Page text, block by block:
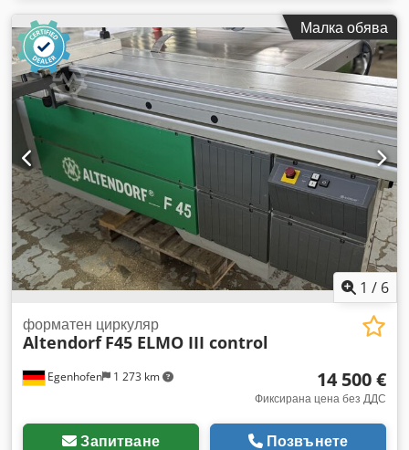
Малка обява
1 / 6
Egenhofen 1 273 km
форматен циркуляр
Altendorf F45 ELMO III control
14 500 €
Фиксирана цена без ДДС
Запитване Позвънете